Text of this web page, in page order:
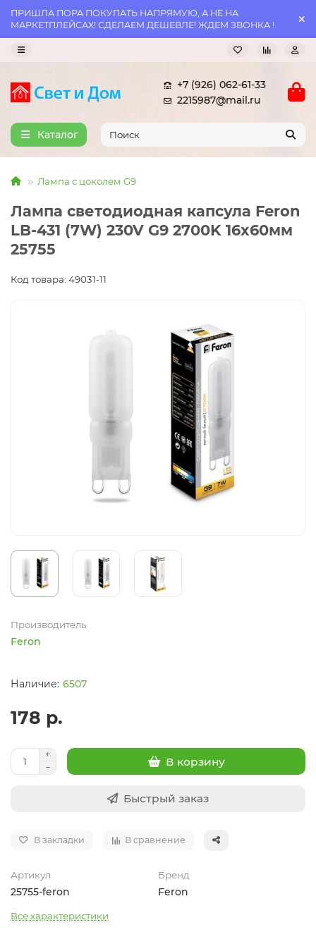
ПРИШЛА ПОРА ПОКУПАТЬ НАПРЯМУЮ, А НЕ НА
МАРКЕТПЛЕЙСАХ! СДЕЛАЕМ ДЕШЕВЛЕ! ЖДЕМ ЗВОНКА !
+7 (926) 062-61-33
2215987@mail.ru
Каталог
Лампа с цоколем G9
Лампа светодиодная капсула Feron
LB-431 (7W) 230V G9 2700K 16x60мм
25755
Код товара: 49031-11
Производитель
Feron
6507
178 р.
В корзину
Быстрый заказ
В закладки В сравнение
Артикул
25755-feron
Бренд
Feron
Все характеристики